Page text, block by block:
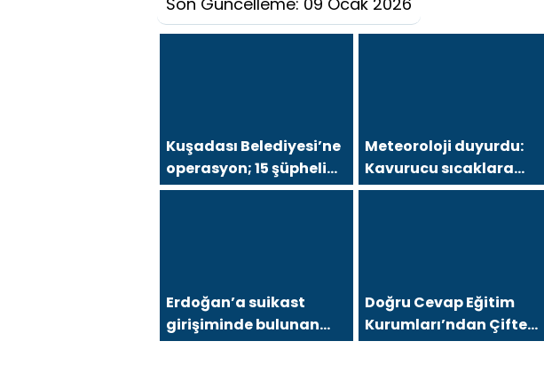
Kuşadası Belediyesi’ne
operasyon; 15 şüpheli
gözaltına alındı
Meteoroloji duyurdu:
Kavurucu sıcaklara
sağanak ve rüzgar
Erdoğan’a suikast
girişiminde bulunan
FETÖ üyesi yakalandı
Doğru Cevap Eğitim
Kurumları’ndan Çifte
Gurur: LGS Türkiye